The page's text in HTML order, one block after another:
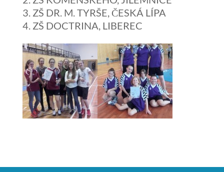
ZŠ DR. M. TYRŠE, ČESKÁ LÍPA
ZŠ DOCTRINA, LIBEREC